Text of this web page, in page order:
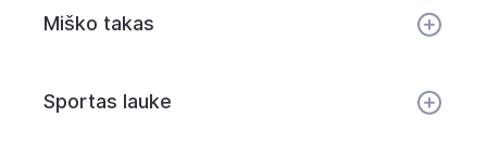
Miško takas
Sportas lauke